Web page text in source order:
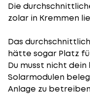
Die
zolar in Kremmen
Das
hätte sogar Platz
Du musst nicht
Solarmodulen
Anlage zu